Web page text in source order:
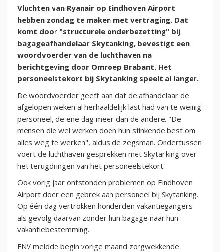
Vluchten van Ryanair op Eindhoven Airport
hebben zondag te maken met vertraging. Dat
komt door "structurele onderbezetting" bij
bagageafhandelaar Skytanking, bevestigt een
woordvoerder van de luchthaven na
berichtgeving door Omroep Brabant. Het
personeelstekort bij Skytanking speelt al langer.
De woordvoerder geeft aan dat de afhandelaar de
afgelopen weken al herhaaldelijk last had van te weinig
personeel, de ene dag meer dan de andere. "De
mensen die wel werken doen hun stinkende best om
alles weg te werken", aldus de zegsman. Ondertussen
voert de luchthaven gesprekken met Skytanking over
het terugdringen van het personeelstekort.
Ook vorig jaar ontstonden problemen op Eindhoven
Airport door een gebrek aan personeel bij Skytanking.
Op één dag vertrokken honderden vakantiegangers
als gevolg daarvan zonder hun bagage naar hun
vakantiebestemming.
FNV meldde begin vorige maand zorgwekkende